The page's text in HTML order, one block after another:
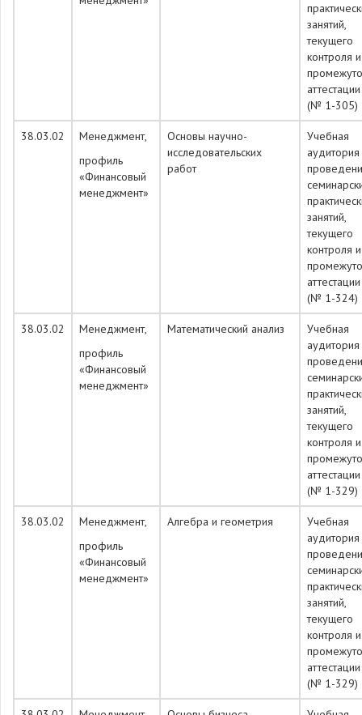
занятий,
текущего
контроля и
аттестации
(№ 1-305)
38.03.02
Менеджмент,
профиль
«Финансовый
менеджмент»
Основы научно-
исследовательских
работ
Учебная
занятий,
текущего
контроля и
аттестации
(№ 1-324)
38.03.02
Менеджмент,
профиль
«Финансовый
менеджмент»
Математический анализ
Учебная
занятий,
текущего
контроля и
аттестации
(№ 1-329)
38.03.02
Менеджмент,
профиль
«Финансовый
менеджмент»
Алгебра и геометрия
Учебная
занятий,
текущего
контроля и
аттестации
(№ 1-329)